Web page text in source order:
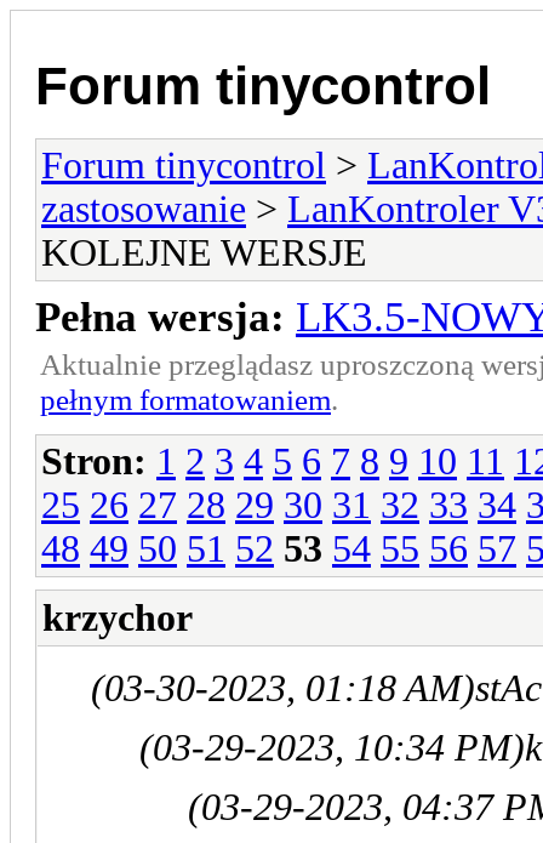
Forum tinycontrol
Forum tinycontrol >
zastosowanie > LanKontroler
KOLEJNE WERSJE
Pełna wersja: LK3.5-
Aktualnie przeglądasz uproszczoną
pełnym formatowaniem.
Stron: 1 2 3 4 5 6 7 8 9 10 11
25 26 27 28 29 30 31 32 33 34
48 49 50 51 52 53 54 55 56 57
krzychor
(03-30-2023, 01:18 AM)
(03-29-2023, 10:34 PM)
(03-29-2023, 04:37